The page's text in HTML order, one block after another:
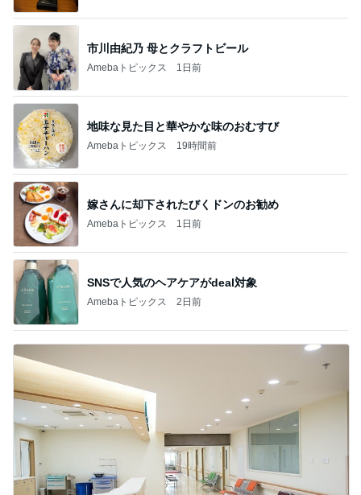
市川由紀乃 母とクラフトビール
Amebaトピックス 1日前
地味な見た目と華やかな味のおむすび
Amebaトピックス 19時間前
嫁さんに却下されたびくドンのお勧め
Amebaトピックス 1日前
SNSで人気のヘアケアがdeal対象
Amebaトピックス 2日前